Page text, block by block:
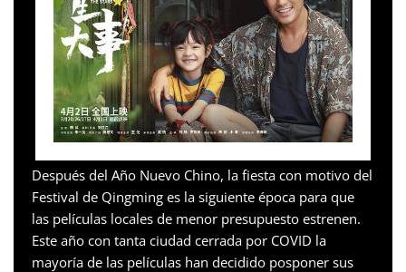
Después del Año Nuevo Chino, la fiesta con motivo del
Festival de Qingming es la siguiente época para que
las películas locales de menor presupuesto estrenen.
Este año con tanta ciudad cerrada por COVID la
mayoría de las películas han decidido posponer sus